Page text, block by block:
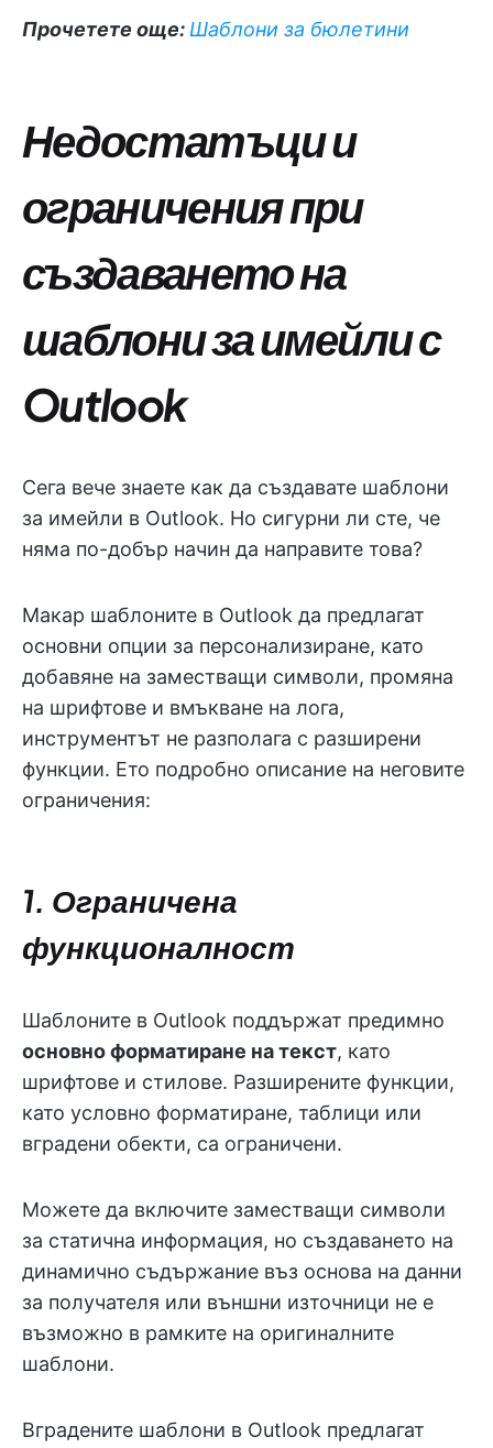
Прочетете още: Шаблони за бюлетини
Недостатъци и
ограничения при
създаването на
шаблони за имейли с
Outlook
Сега вече знаете как да създавате шаблони
за имейли в Outlook. Но сигурни ли сте, че
няма по-добър начин да направите това?
Макар шаблоните в Outlook да предлагат
основни опции за персонализиране, като
добавяне на заместващи символи, промяна
на шрифтове и вмъкване на лога,
инструментът не разполага с разширени
функции. Ето подробно описание на неговите
ограничения:
1. Ограничена
функционалност
Шаблоните в Outlook поддържат предимно
основно форматиране на текст, като
шрифтове и стилове. Разширените функции,
като условно форматиране, таблици или
вградени обекти, са ограничени.
Можете да включите заместващи символи
за статична информация, но създаването на
динамично съдържание въз основа на данни
за получателя или външни източници не е
възможно в рамките на оригиналните
шаблони.
Вградените шаблони в Outlook предлагат